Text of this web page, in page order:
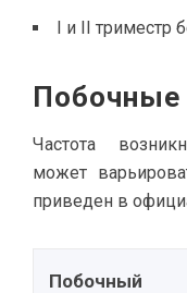
I и II триместр
Частота
может
приведен в
Побочный